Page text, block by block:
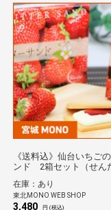
《送料込》仙台いちご
ンド 2箱セット（せん
在庫：あり
東北MONO WEB SHOP
3,480 円 (税込)